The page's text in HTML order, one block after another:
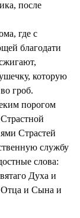
после
где с
благодати
которую
гроб.
порогом
Страстей
службу
слова:
Духа и
Отца и Сына и